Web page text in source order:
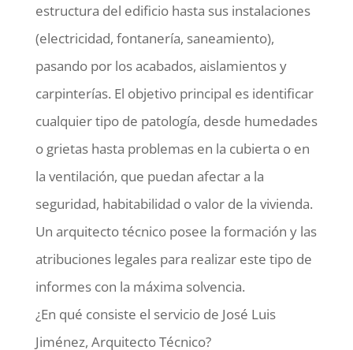
estructura del edificio hasta sus instalaciones
(electricidad, fontanería, saneamiento),
pasando por los acabados, aislamientos y
carpinterías. El objetivo principal es identificar
cualquier tipo de patología, desde humedades
o grietas hasta problemas en la cubierta o en
la ventilación, que puedan afectar a la
seguridad, habitabilidad o valor de la vivienda.
Un arquitecto técnico posee la formación y las
atribuciones legales para realizar este tipo de
informes con la máxima solvencia.
¿En qué consiste el servicio de José Luis
Jiménez, Arquitecto Técnico?